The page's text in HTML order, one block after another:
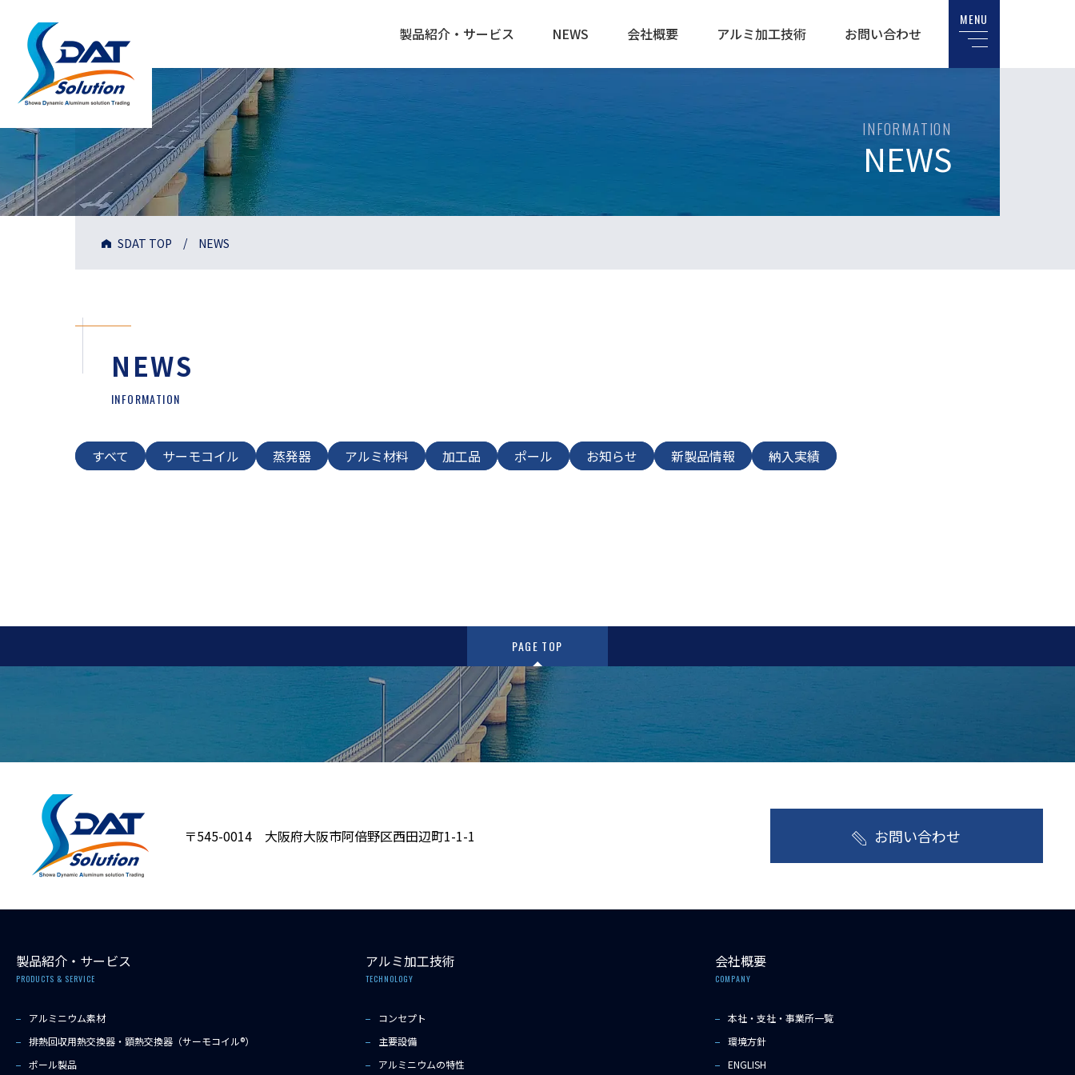
製品紹介・サービス NEWS 会社概要 アルミ加工技術 お問い合わせ
MENU
INFORMATION
NEWS
SDAT TOP NEWS
NEWS
INFORMATION
すべて サーモコイル 蒸発器 アルミ材料 加工品 ポール お知らせ 新製品情報 納入実績
PAGE TOP
〒545-0014 大阪府大阪市阿倍野区西田辺町1-1-1 お問い合わせ
製品紹介・サービス
PRODUCTS & SERVICE
アルミニウム素材
排熱回収用熱交換器・顕熱交換器（サーモコイル®）
ポール製品
アルミ加工技術
TECHNOLOGY
コンセプト
主要設備
アルミニウムの特性
会社概要
COMPANY
本社・支社・事業所一覧
環境方針
ENGLISH